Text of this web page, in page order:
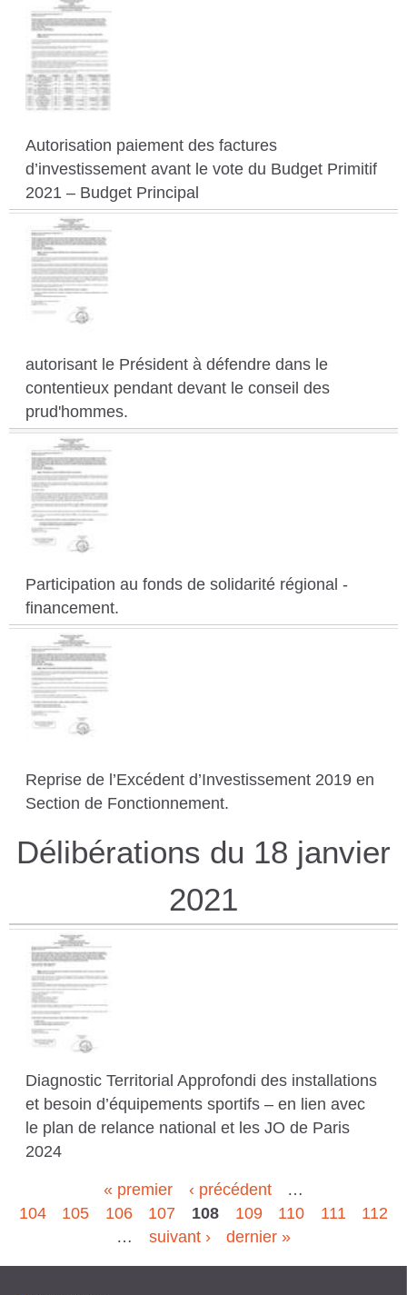
Autorisation paiement des factures
d’investissement avant le vote du Budget Primitif
2021 – Budget Principal
autorisant le Président à défendre dans le
contentieux pendant devant le conseil des
prud'hommes.
Participation au fonds de solidarité régional -
financement.
Reprise de l’Excédent d’Investissement 2019 en
Section de Fonctionnement.
Délibérations du 18 janvier
2021
Diagnostic Territorial Approfondi des installations
et besoin d’équipements sportifs – en lien avec
le plan de relance national et les JO de Paris
2024
P
« premier ‹ précédent
…
104
105 106 107 108 109 110 111
112
…
suivant › dernier »